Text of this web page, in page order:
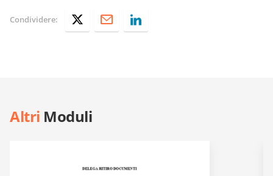
Condividere:
Altri Moduli